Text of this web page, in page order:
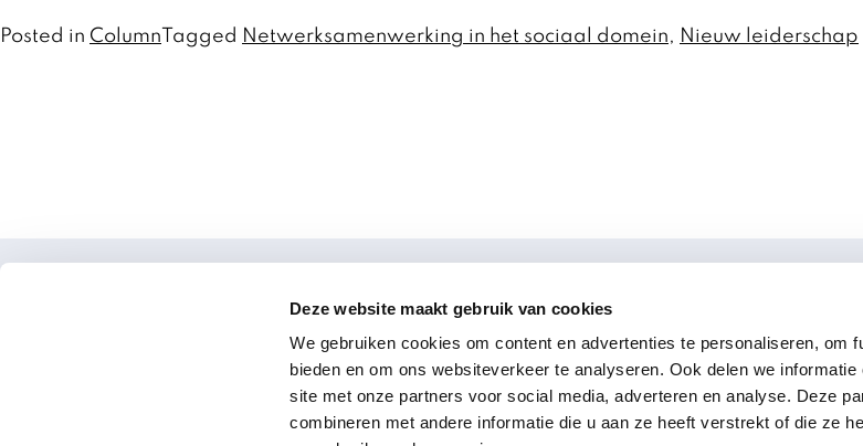
Deze website maakt gebruik van cookies
We gebruiken cookies om content en advertenties te personaliseren, om
bieden en om ons websiteverkeer te analyseren. Ook delen we
site met onze partners voor social media, adverteren en analyse. Deze
combineren met andere informatie die u aan ze heeft verstrekt of die ze
Posted in Column Tagged Netwerksamenwerking in het sociaal domein, Nieuw leiderschap
Delen & Doen!